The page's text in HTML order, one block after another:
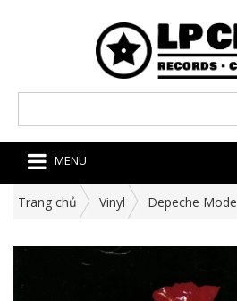
MENU
Trang chủ Vinyl Depeche Mode